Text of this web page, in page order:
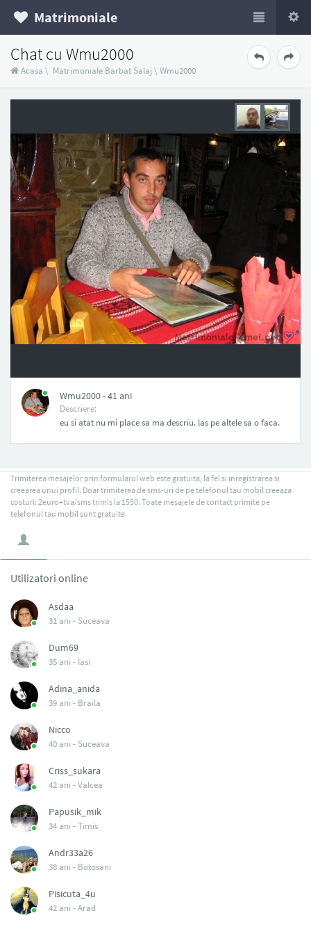
Matrimoniale
Chat cu Wmu2000
Acasa \ Matrimoniale Barbat Salaj \ Wmu2000
Wmu2000 - 41 ani
Descriere:
eu si atat nu mi place sa ma descriu. las pe altele sa o faca.
Trimiterea mesajelor prin formularul web este gratuita, la fel si inregistrarea si
creearea unui profil. Doar trimiterea de sms-uri de pe telefonul tau mobil creeaza
costuri: 2euro+tva/sms trimis la 1550. Toate mesajele de contact primite pe
telefonul tau mobil sunt gratuite.
Utilizatori online
Asdaa
31 ani - Suceava
Dum69
35 ani - Iasi
Adina_anida
39 ani - Braila
Nicco
40 ani - Suceava
Criss_sukara
42 ani -Valcea
Papusik_mik
34 ani -Timis
Andr33a26
38 ani - Botosani
Pisicuta_4u
42 ani -Arad